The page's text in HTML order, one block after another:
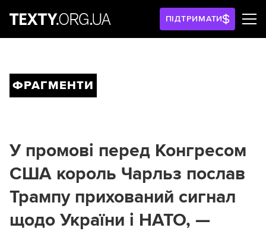
ПІДТРИМАТИ
ФРАГМЕНТИ
У промові перед Конгресом
США король Чарльз послав
Трампу прихований сигнал
щодо України і НАТО, —